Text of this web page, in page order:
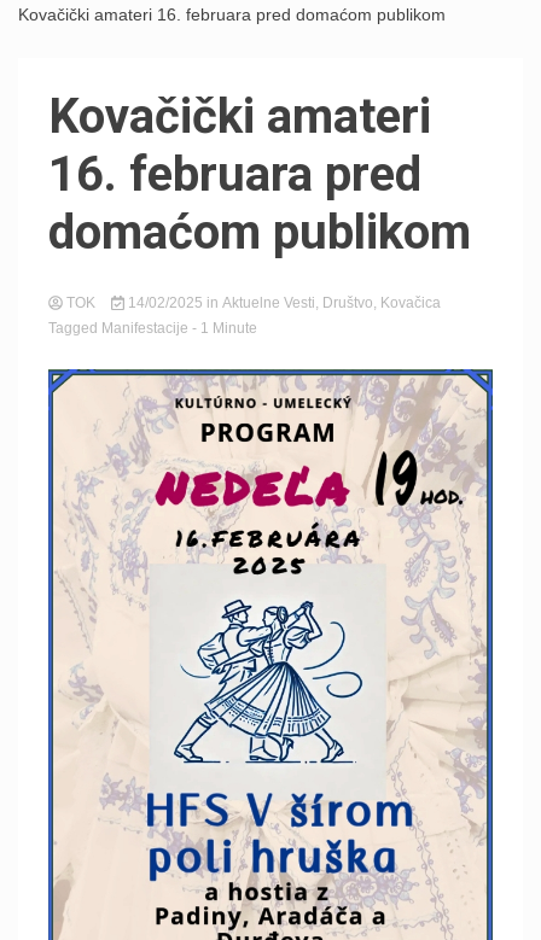
Kovačički amateri 16. februara pred domaćom publikom
Kovačički amateri
16. februara pred
domaćom publikom
TOK 14/02/2025 in Aktuelne Vesti, Društvo, Kovačica
Tagged Manifestacije - 1 Minute